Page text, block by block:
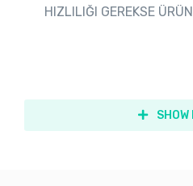
HIZLILIĞI GEREKSE
SHOW